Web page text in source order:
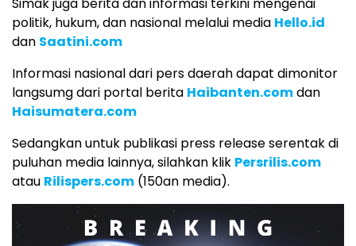
politik, hukum, dan nasional melalui media Hello.id
dan Saatini.com
Informasi nasional dari pers daerah dapat dimonitor
langsumg dari portal berita Haibanten.comdan
Haisumatera.com
Sedangkan untuk publikasi press release serentak di
puluhan media lainnya, silahkan klik Persrilis.com
atau Rilispers.com (150an media).